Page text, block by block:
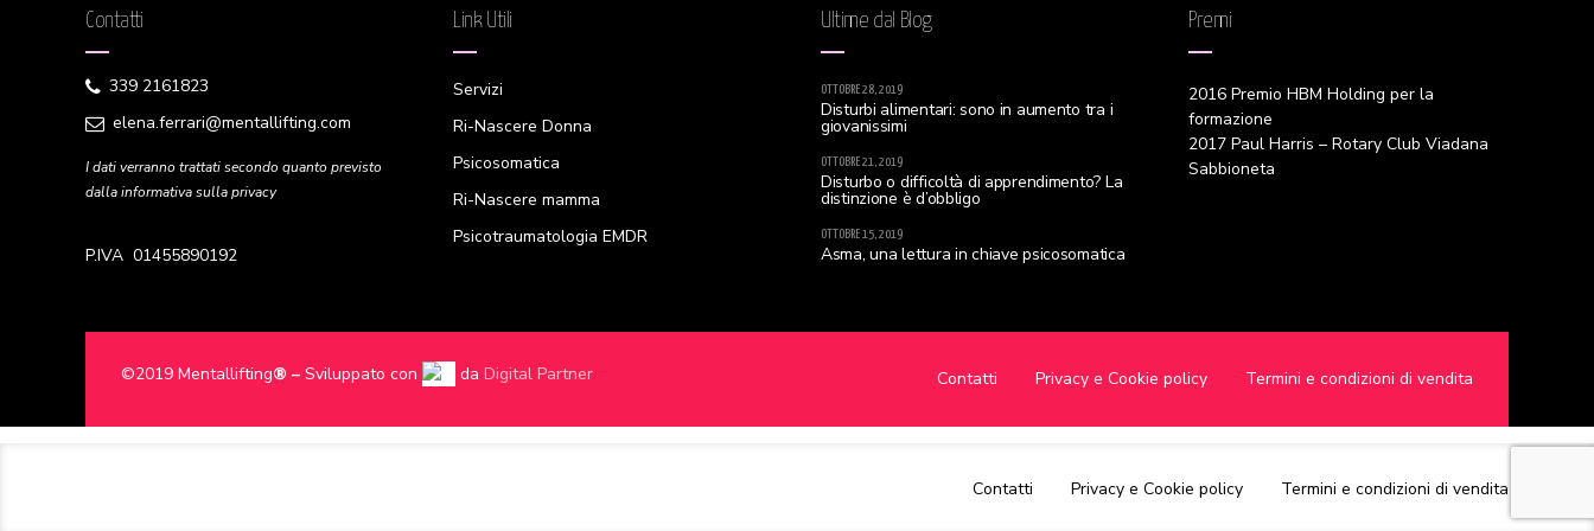
Contatti
339 2161823
elena.ferrari@mentallifting.com
I dati verranno trattati secondo quanto previsto
dalla informativa sulla privacy
P.IVA 01455890192
Link Utili
Servizi
Ri-Nascere Donna
Psicosomatica
Ri-Nascere mamma
Psicotraumatologia EMDR
Ultime dal Blog
OTTOBRE 28, 2019
Disturbi alimentari: sono in aumento tra i
giovanissimi
OTTOBRE 21, 2019
Disturbo o difficoltà di apprendimento? La
distinzione è d’obbligo
OTTOBRE 15, 2019
Asma, una lettura in chiave psicosomatica
Premi
2016 Premio HBM Holding per la
formazione
2017 Paul Harris – Rotary Club Viadana
Sabbioneta
©2019 Mentallifting® – Sviluppato con da Digital Partner Contatti Privacy e Cookie policy Termini e condizioni di vendita
Contatti Privacy e Cookie policy Termini e condizioni di vendita